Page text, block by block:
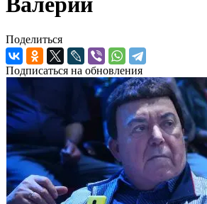
Поделиться
Подписаться на обновления